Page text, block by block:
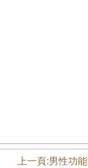
上一頁:男性功